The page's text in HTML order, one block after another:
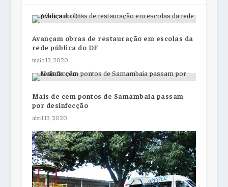
Avançam obras de restauração em escolas da
rede pública do DF
maio 13, 2020
Mais de cem pontos de Samambaia passam
por desinfecção
abril 13, 2020